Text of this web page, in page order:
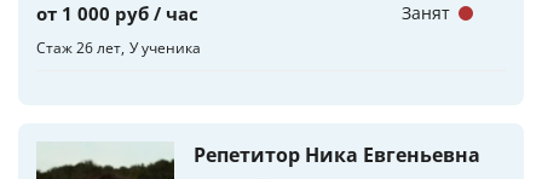
от 1 000 руб / час
Стаж 26 лет У ученика
Занят
Репетитор Ника Евгеньевна